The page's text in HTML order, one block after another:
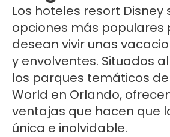
Los hoteles resort Disney
opciones más populares
desean vivir unas
y envolventes. Situados
los parques temáticos
World en Orlando,
ventajas que hacen que
única e inolvidable.